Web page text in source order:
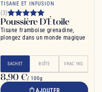
TISANE ET INFUSION
(3)
Poussière D'Étoile
Tisane framboise grenadine,
plongez dans un monde magique
SACHET BOÎTE VRAC 1KG
8,90 €/ 100g
AJOUTER